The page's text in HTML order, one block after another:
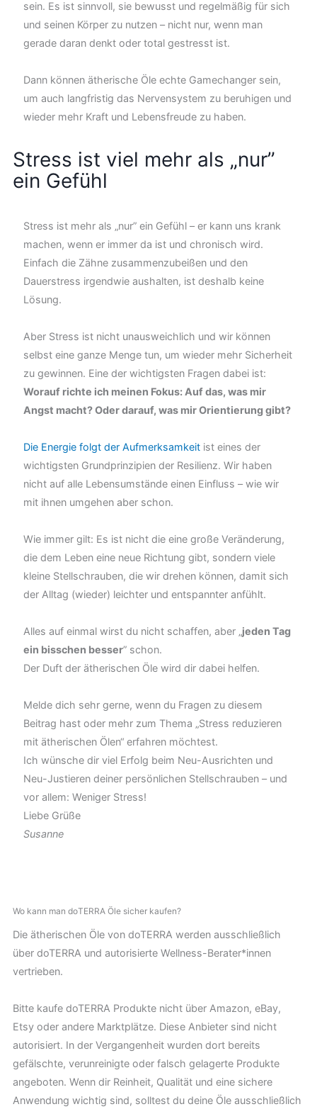
sein. Es ist sinnvoll, sie bewusst und regelmäßig für sich
und seinen Körper zu nutzen – nicht nur, wenn man
gerade daran denkt oder total gestresst ist.
Dann können ätherische Öle echte Gamechanger sein,
um auch langfristig das Nervensystem zu beruhigen und
wieder mehr Kraft und Lebensfreude zu haben.
Stress ist viel mehr als „nur”
ein Gefühl
Stress ist mehr als „nur” ein Gefühl – er kann uns krank
machen, wenn er immer da ist und chronisch wird.
Einfach die Zähne zusammenzubeißen und den
Dauerstress irgendwie aushalten, ist deshalb keine
Lösung.
Aber Stress ist nicht unausweichlich und wir können
selbst eine ganze Menge tun, um wieder mehr Sicherheit
zu gewinnen. Eine der wichtigsten Fragen dabei ist:
Worauf richte ich meinen Fokus: Auf das, was mir
Angst macht? Oder darauf, was mir Orientierung gibt?
Die Energie folgt der Aufmerksamkeit ist eines der
wichtigsten Grundprinzipien der Resilienz. Wir haben
nicht auf alle Lebensumstände einen Einfluss – wie wir
mit ihnen umgehen aber schon.
Wie immer gilt: Es ist nicht die eine große Veränderung,
die dem Leben eine neue Richtung gibt, sondern viele
kleine Stellschrauben, die wir drehen können, damit sich
der Alltag (wieder) leichter und entspannter anfühlt.
Alles auf einmal wirst du nicht schaffen, aber „jeden Tag
ein bisschen besser” schon.
Der Duft der ätherischen Öle wird dir dabei helfen.
Melde dich sehr gerne, wenn du Fragen zu diesem
Beitrag hast oder mehr zum Thema „Stress reduzieren
mit ätherischen Ölen“ erfahren möchtest.
Ich wünsche dir viel Erfolg beim Neu-Ausrichten und
Neu-Justieren deiner persönlichen Stellschrauben – und
vor allem: Weniger Stress!
Liebe Grüße
Susanne
Wo kann man doTERRA Öle sicher kaufen?
Die ätherischen Öle von doTERRA werden ausschließlich
über doTERRA und autorisierte Wellness-Berater*innen
vertrieben.
Bitte kaufe doTERRA Produkte nicht über Amazon, eBay,
Etsy oder andere Marktplätze. Diese Anbieter sind nicht
autorisiert. In der Vergangenheit wurden dort bereits
gefälschte, verunreinigte oder falsch gelagerte Produkte
angeboten. Wenn dir Reinheit, Qualität und eine sichere
Anwendung wichtig sind, solltest du deine Öle ausschließlich